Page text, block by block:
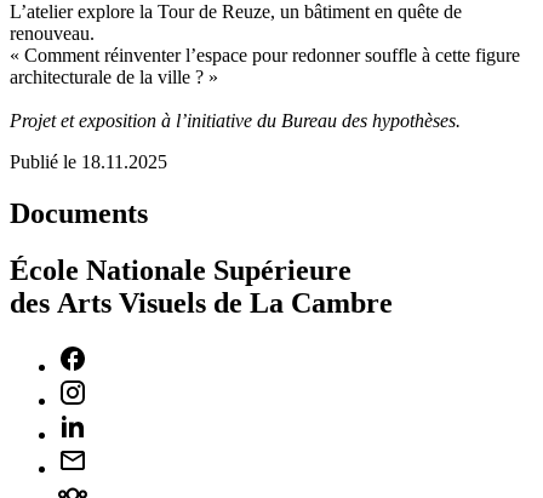
L’atelier explore la Tour de Reuze, un bâtiment en quête de
renouveau.
« Comment réinventer l’espace pour redonner souffle à cette figure
architecturale de la ville ? »
Projet et exposition à l’initiative du Bureau des hypothèses.
Publié le 18.11.2025
Documents
École Nationale Supérieure
des Arts Visuels de La Cambre